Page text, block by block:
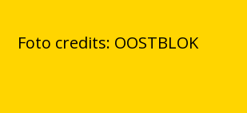
Foto credits: OOSTBLOK